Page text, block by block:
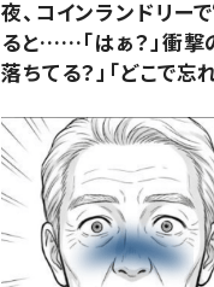
夜、コインランドリー
ると……「はぁ？」衝撃
落ちてる？」「どこで忘